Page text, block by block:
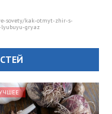
sovety/kak-otmyt-zhir-s-
lyubuyu-gryaz